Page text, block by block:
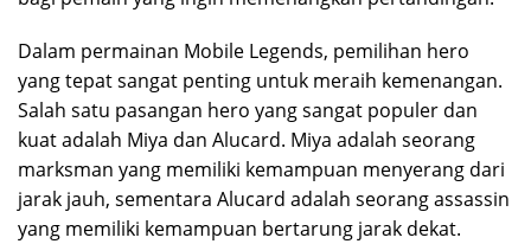
Dalam permainan Mobile Legends, pemilihan hero
yang tepat sangat penting untuk meraih kemenangan.
Salah satu pasangan hero yang sangat populer dan
kuat adalah Miya dan Alucard. Miya adalah seorang
marksman yang memiliki kemampuan menyerang dari
jarak jauh, sementara Alucard adalah seorang assassin
yang memiliki kemampuan bertarung jarak dekat.